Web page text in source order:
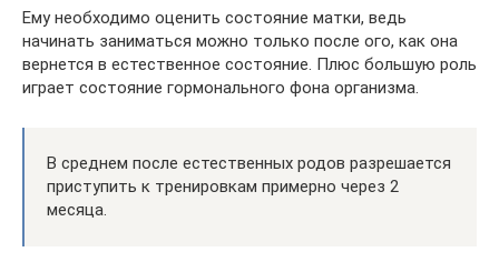
Ему необходимо оценить состояние матки, ведь
начинать заниматься можно только после ого, как она
вернется в естественное состояние. Плюс большую роль
играет состояние гормонального фона организма.
В среднем после естественных родов разрешается
приступить к тренировкам примерно через 2
месяца.